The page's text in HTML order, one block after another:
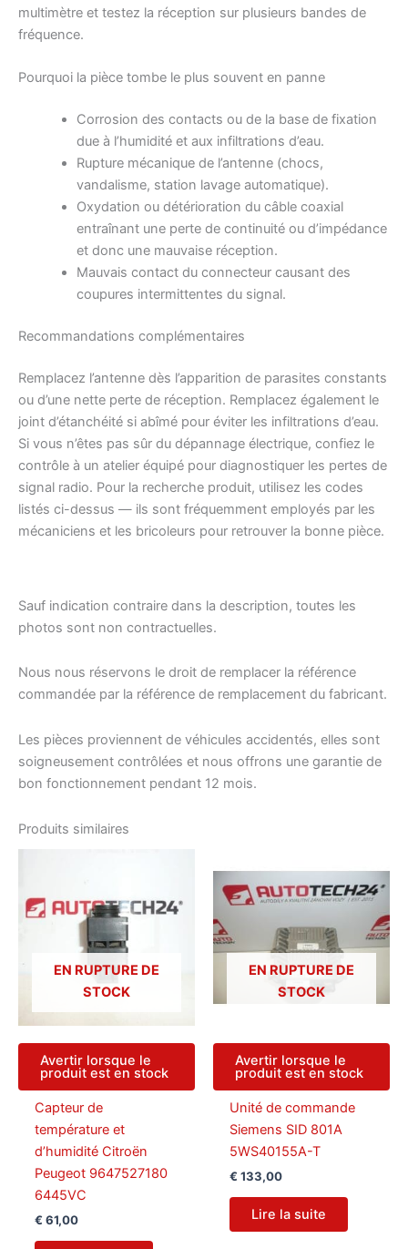
multimètre et testez la réception sur plusieurs bandes de
fréquence.
Pourquoi la pièce tombe le plus souvent en panne
Corrosion des contacts ou de la base de fixation
due à l’humidité et aux infiltrations d’eau.
Rupture mécanique de l’antenne (chocs,
vandalisme, station lavage automatique).
Oxydation ou détérioration du câble coaxial
entraînant une perte de continuité ou d’impédance
et donc une mauvaise réception.
Mauvais contact du connecteur causant des
coupures intermittentes du signal.
Recommandations complémentaires
Remplacez l’antenne dès l’apparition de parasites constants
ou d’une nette perte de réception. Remplacez également le
joint d’étanchéité si abîmé pour éviter les infiltrations d’eau.
Si vous n’êtes pas sûr du dépannage électrique, confiez le
contrôle à un atelier équipé pour diagnostiquer les pertes de
signal radio. Pour la recherche produit, utilisez les codes
listés ci-dessus — ils sont fréquemment employés par les
mécaniciens et les bricoleurs pour retrouver la bonne pièce.
Sauf indication contraire dans la description, toutes les
photos sont non contractuelles.
Nous nous réservons le droit de remplacer la référence
commandée par la référence de remplacement du fabricant.
Les pièces proviennent de véhicules accidentés, elles sont
soigneusement contrôlées et nous offrons une garantie de
bon fonctionnement pendant 12 mois.
Produits similaires
EN RUPTURE DE
STOCK
Avertir lorsque le
produit est en stock
Capteur de
température et
d’humidité Citroën
Peugeot 9647527180
6445VC
€ 61,00
EN RUPTURE DE
STOCK
Avertir lorsque le
produit est en stock
Unité de commande
Siemens SID 801A
5WS40155A-T
€ 133,00
Lire la suite